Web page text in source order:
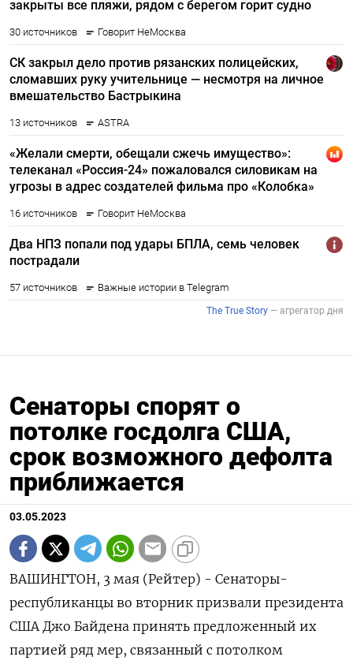
Сенаторы спорят о
потолке госдолга США,
срок возможного дефолта
приближается
03.05.2023
ВАШИНГТОН, 3 мая (Рейтер) - Сенаторы-
республиканцы во вторник призвали президента
США Джо Байдена принять предложенный их
партией ряд мер, связанный с потолком